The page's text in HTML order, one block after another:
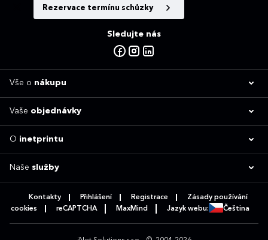
Rezervace termínu schůzky
Sledujte nás
Vše o nákupu
Vaše objednávky
O inetprintu
Naše služby
Kontakty Přihlášení Registrace
Zásady používání
cookies
reCAPTCHA MaxMind Jazyk webu: Čeština